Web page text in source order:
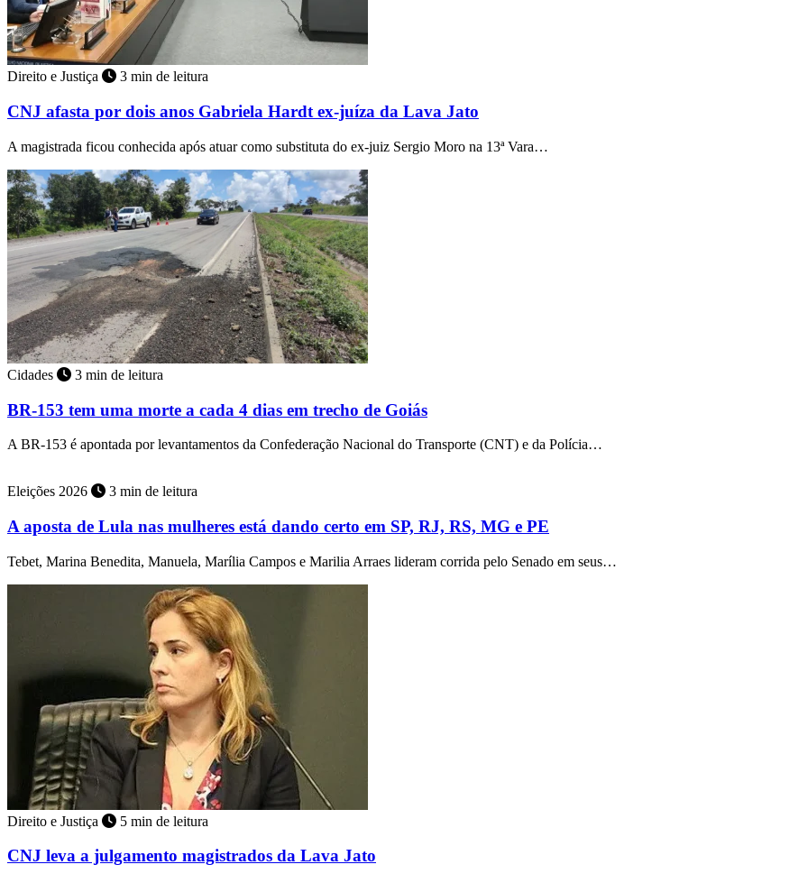
Direito e Justiça 3 min de leitura
CNJ afasta por dois anos Gabriela Hardt ex-juíza da Lava Jato
A magistrada ficou conhecida após atuar como substituta do ex-juiz Sergio Moro na 13ª Vara…
Cidades 3 min de leitura
BR-153 tem uma morte a cada 4 dias em trecho de Goiás
A BR-153 é apontada por levantamentos da Confederação Nacional do Transporte (CNT) e da Polícia…
Eleições 2026 3 min de leitura
A aposta de Lula nas mulheres está dando certo em SP, RJ, RS, MG e PE
Tebet, Marina Benedita, Manuela, Marília Campos e Marilia Arraes lideram corrida pelo Senado em seus…
Direito e Justiça 5 min de leitura
CNJ leva a julgamento magistrados da Lava Jato